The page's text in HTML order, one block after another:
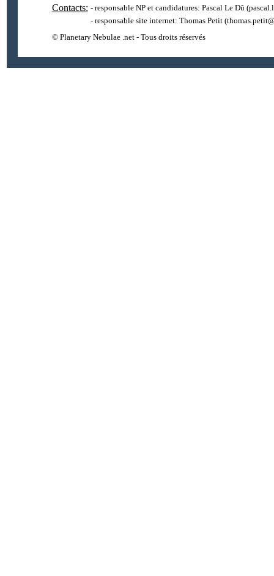
Contacts: - responsable NP et candidatures: Pascal Le Dû
- responsable site internet: Thomas Petit
© Planetary Nebulae .net - Tous droits réservés